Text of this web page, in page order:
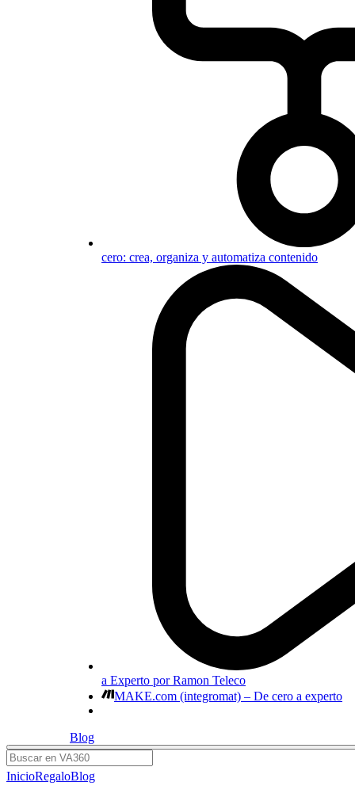
cero: crea, organiza y automatiza contenido
a Experto por Ramon Teleco
MAKE.com (integromat) – De cero a experto
Blog
Buscar
InicioRegaloBlog